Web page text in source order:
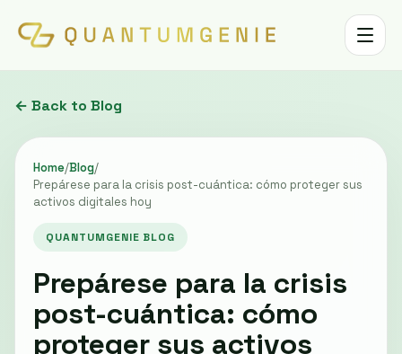
Toggle
← Back to Blog
Home/Blog/
Prepárese para la crisis post-cuántica: cómo proteger sus
activos digitales hoy
QUANTUMGENIE BLOG
Prepárese para la crisis
post-cuántica: cómo
proteger sus activos